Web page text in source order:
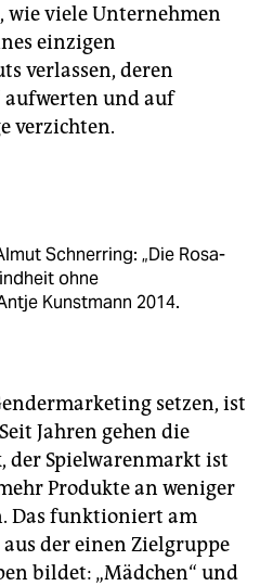
wie viele Unternehmen
einzigen
verlassen, deren
aufwerten und auf
verzichten.
Schnerring: „Die Rosa-
ohne
Kunstmann 2014.
setzen, ist
Jahren gehen die
der Spielwarenmarkt ist
Produkte an weniger
Das funktioniert am
der einen Zielgruppe
bildet: „Mädchen“ und